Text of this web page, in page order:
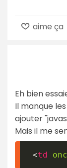
aime ça
Eh bien
Il manque
ajouter
Mais il me
<td